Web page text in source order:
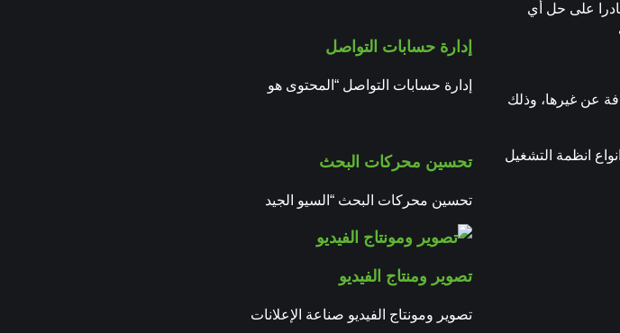
على حل أي
عن غيرها، وذلك
انظمة التشغيل
إدارة حسابات التواصل
إدارة حسابات التواصل “المحتوى هو
تحسين محركات البحث
تحسين محركات البحث “السيو الجيد
تصوير ومنتاج الفيديو
تصوير ومونتاج الفيديو صناعة الإعلانات